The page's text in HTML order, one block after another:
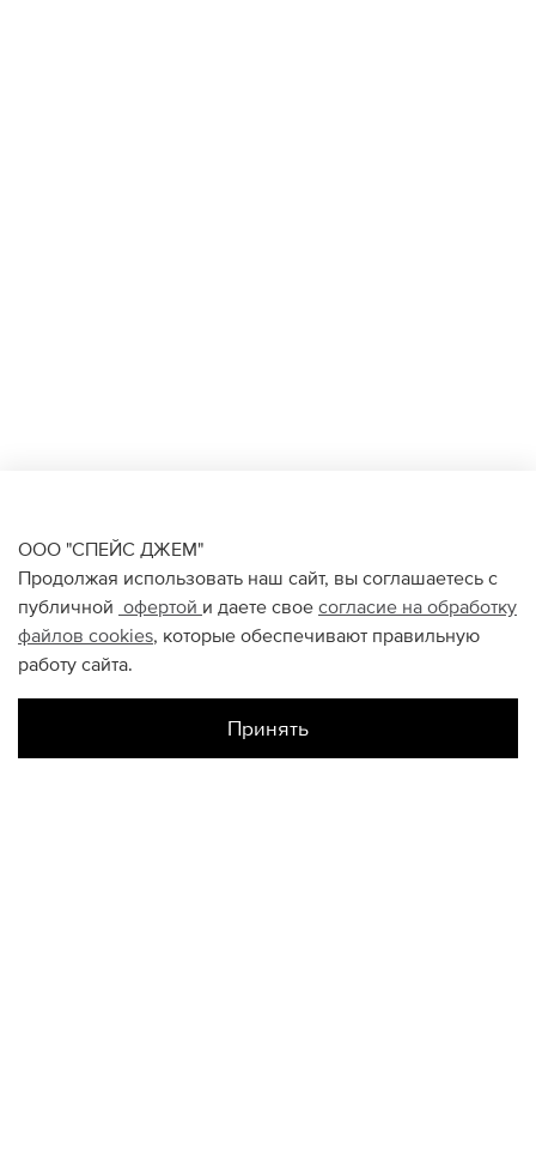
ООО "СПЕЙС ДЖЕМ"
Продолжая использовать наш сайт, вы соглашаетесь с
публичной офертой и даете свое согласие на обработку
файлов cookies, которые обеспечивают правильную
работу сайта.
Принять